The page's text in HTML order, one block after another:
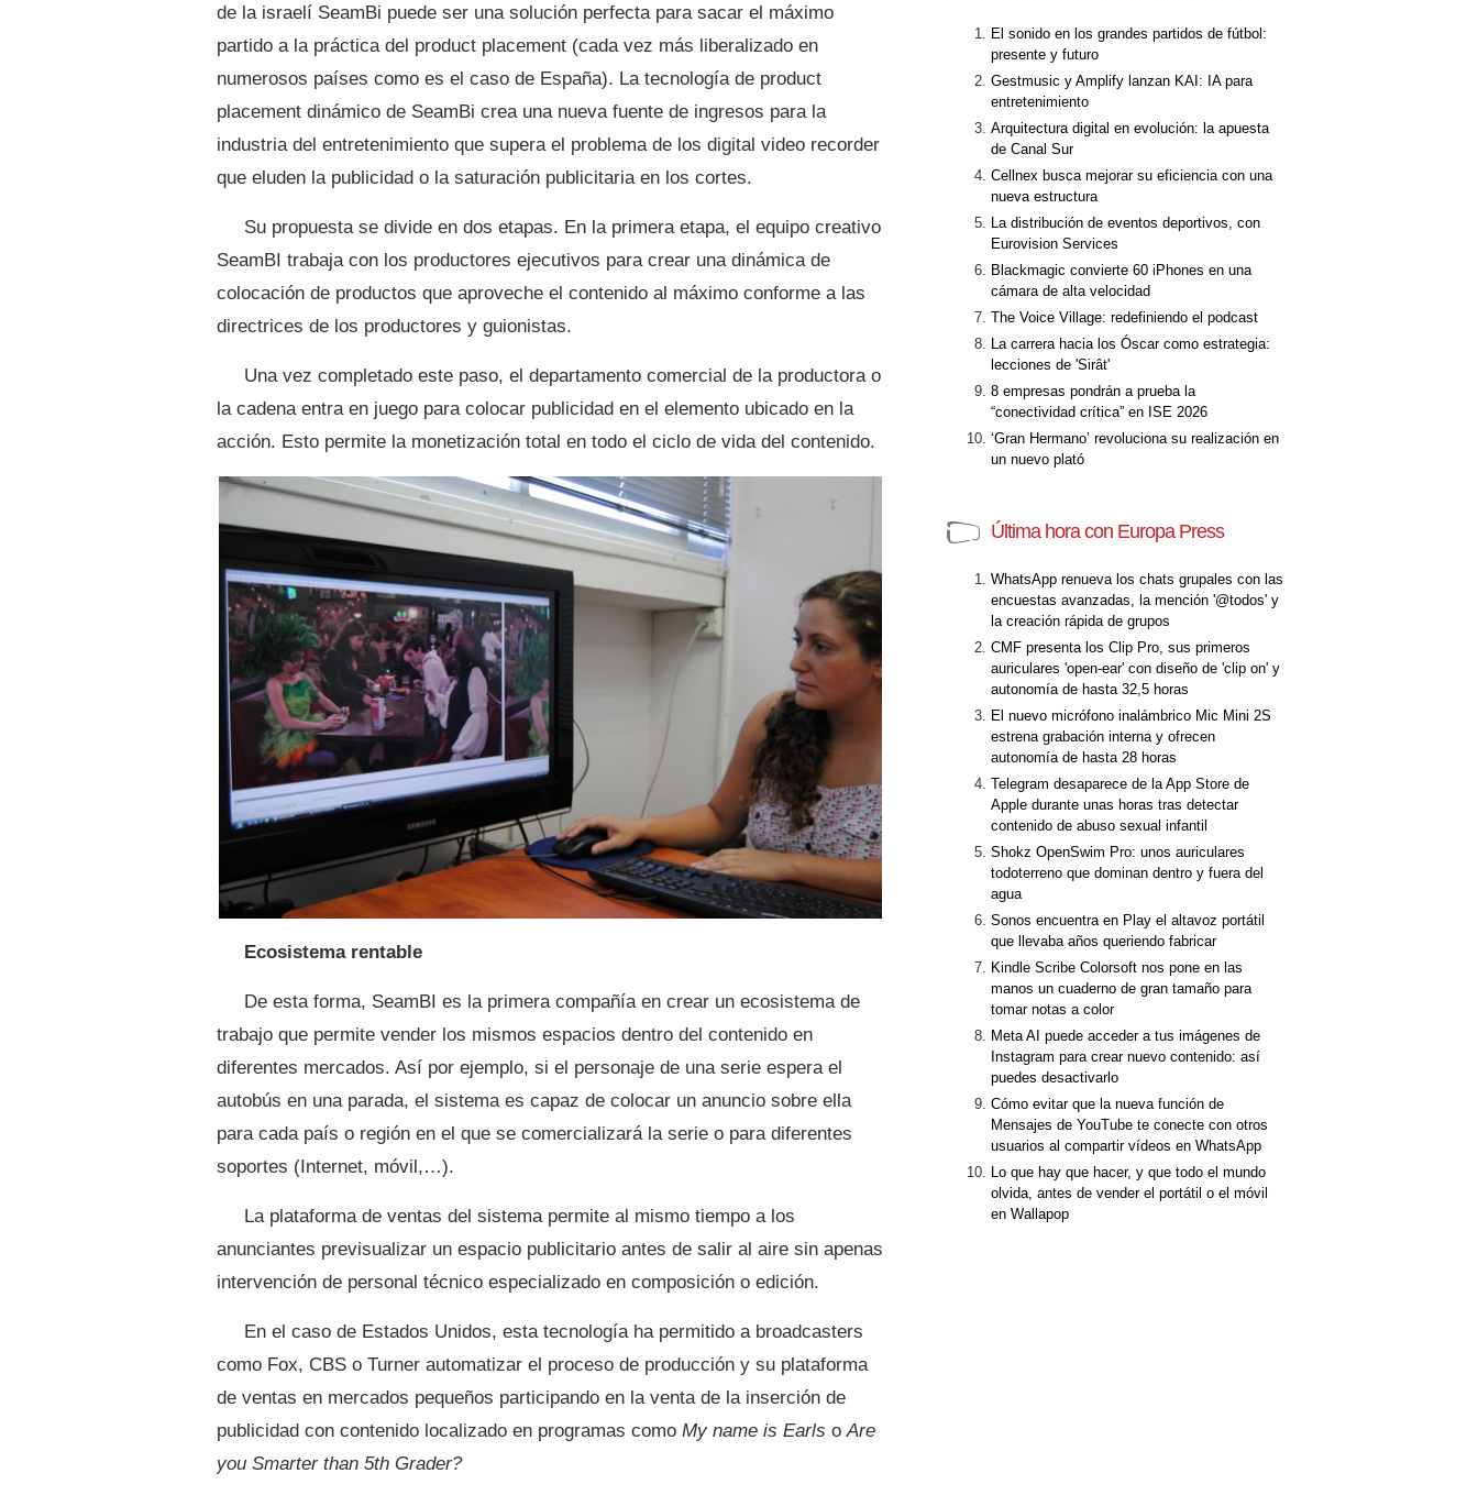
de la israelí SeamBi puede ser una solución perfecta para sacar el máximo
partido a la práctica del product placement (cada vez más liberalizado en
numerosos países como es el caso de España). La tecnología de product
placement dinámico de SeamBi crea una nueva fuente de ingresos para la
industria del entretenimiento que supera el problema de los digital video recorder
que eluden la publicidad o la saturación publicitaria en los cortes.
Su propuesta se divide en dos etapas. En la primera etapa, el equipo creativo
SeamBI trabaja con los productores ejecutivos para crear una dinámica de
colocación de productos que aproveche el contenido al máximo conforme a las
directrices de los productores y guionistas.
Una vez completado este paso, el departamento comercial de la productora o
la cadena entra en juego para colocar publicidad en el elemento ubicado en la
acción. Esto permite la monetización total en todo el ciclo de vida del contenido.
Ecosistema rentable
De esta forma, SeamBI es la primera compañía en crear un ecosistema de
trabajo que permite vender los mismos espacios dentro del contenido en
diferentes mercados. Así por ejemplo, si el personaje de una serie espera el
autobús en una parada, el sistema es capaz de colocar un anuncio sobre ella
para cada país o región en el que se comercializará la serie o para diferentes
soportes (Internet, móvil,…).
La plataforma de ventas del sistema permite al mismo tiempo a los
anunciantes previsualizar un espacio publicitario antes de salir al aire sin apenas
intervención de personal técnico especializado en composición o edición.
En el caso de Estados Unidos, esta tecnología ha permitido a broadcasters
como Fox, CBS o Turner automatizar el proceso de producción y su plataforma
de ventas en mercados pequeños participando en la venta de la inserción de
publicidad con contenido localizado en programas como My name is Earls o Are
you Smarter than 5th Grader?
El sonido en los grandes partidos de fútbol:
presente y futuro
Gestmusic y Amplify lanzan KAI: IA para
entretenimiento
Arquitectura digital en evolución: la apuesta
de Canal Sur
Cellnex busca mejorar su eficiencia con una
nueva estructura
La distribución de eventos deportivos, con
Eurovision Services
Blackmagic convierte 60 iPhones en una
cámara de alta velocidad
The Voice Village: redefiniendo el podcast
La carrera hacia los Óscar como estrategia:
lecciones de 'Sirât'
8 empresas pondrán a prueba la
“conectividad crítica” en ISE 2026
‘Gran Hermano’ revoluciona su realización en
un nuevo plató
Última hora con Europa Press
WhatsApp renueva los chats grupales con las
encuestas avanzadas, la mención '@todos' y
la creación rápida de grupos
CMF presenta los Clip Pro, sus primeros
auriculares 'open-ear' con diseño de 'clip on' y
autonomía de hasta 32,5 horas
El nuevo micrófono inalámbrico Mic Mini 2S
estrena grabación interna y ofrecen
autonomía de hasta 28 horas
Telegram desaparece de la App Store de
Apple durante unas horas tras detectar
contenido de abuso sexual infantil
Shokz OpenSwim Pro: unos auriculares
todoterreno que dominan dentro y fuera del
agua
Sonos encuentra en Play el altavoz portátil
que llevaba años queriendo fabricar
Kindle Scribe Colorsoft nos pone en las
manos un cuaderno de gran tamaño para
tomar notas a color
Meta AI puede acceder a tus imágenes de
Instagram para crear nuevo contenido: así
puedes desactivarlo
Cómo evitar que la nueva función de
Mensajes de YouTube te conecte con otros
usuarios al compartir vídeos en WhatsApp
Lo que hay que hacer, y que todo el mundo
olvida, antes de vender el portátil o el móvil
en Wallapop